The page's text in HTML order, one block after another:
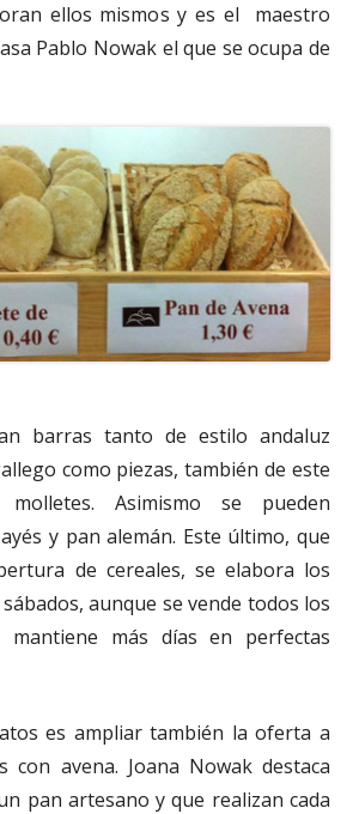
ellos mismos y es el maestro
Pablo Nowak el que se ocupa de
barras tanto de estilo andaluz
como piezas, también de este
Asimismo se pueden
y pan alemán. Este último, que
de cereales, se elabora los
aunque se vende todos los
más días en perfectas
es ampliar también la oferta a
con avena. Joana Nowak destaca
pan artesano y que realizan cada